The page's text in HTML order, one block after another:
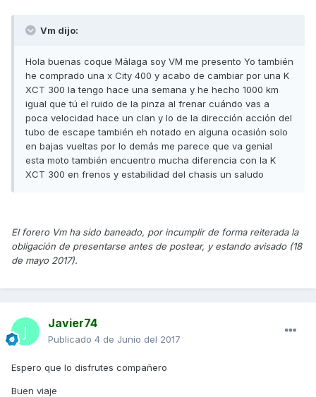
Vm dijo:
Hola buenas coque Málaga soy VM me presento Yo también
he comprado una x City 400 y acabo de cambiar por una K
XCT 300 la tengo hace una semana y he hecho 1000 km
igual que tú el ruido de la pinza al frenar cuándo vas a
poca velocidad hace un clan y lo de la dirección acción del
tubo de escape también eh notado en alguna ocasión solo
en bajas vueltas por lo demás me parece que va genial
esta moto también encuentro mucha diferencia con la K
XCT 300 en frenos y estabilidad del chasis un saludo
El forero Vm ha sido baneado, por incumplir de forma reiterada la
obligación de presentarse antes de postear, y estando avisado (18
de mayo 2017).
Javier74
Publicado 4 de Junio del 2017
Espero que lo disfrutes compañero
Buen viaje